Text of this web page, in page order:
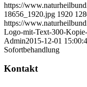
https://
18656_1920.jpg 1920
https://
Logo-mit-Text-300-
Admin2015-12-01
Sofortbehandlung
Kontakt